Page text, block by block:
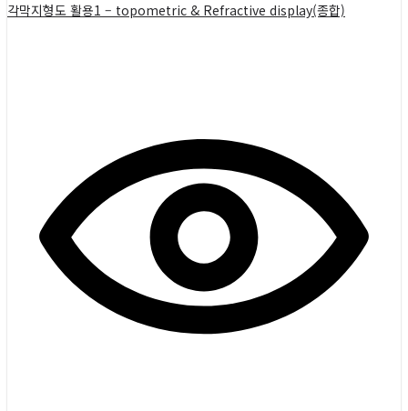
각막지형도 활용1 – topometric & Refractive display(종합)